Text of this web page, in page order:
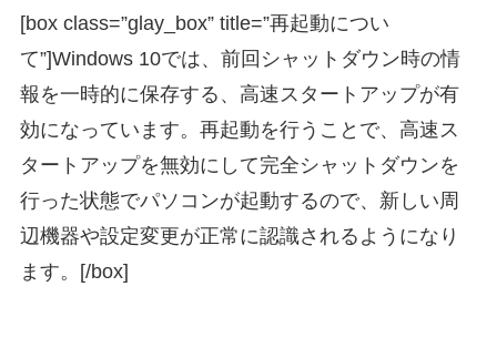
[box class=”glay_box” title=”再起動につい
て”]Windows 10では、前回シャットダウン時の情
報を一時的に保存する、高速スタートアップが有
効になっています。再起動を行うことで、高速ス
タートアップを無効にして完全シャットダウンを
行った状態でパソコンが起動するので、新しい周
辺機器や設定変更が正常に認識されるようになり
ます。[/box]